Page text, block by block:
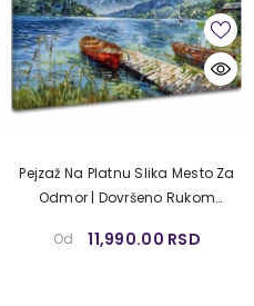
Pejzaž Na Platnu Slika Mesto Za
Odmor | Dovršeno Rukom
Od
11,990.00 RSD